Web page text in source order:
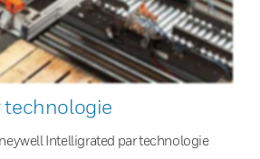
technologie
Intelligrated par technologie